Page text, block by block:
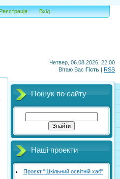
Четвер, 06.08.2026, 22:00
Вітаю Вас Гість | RSS
Вхід
Пошук по сайту
Наші проекти
Проєкт "Шкільний освітній хаб"